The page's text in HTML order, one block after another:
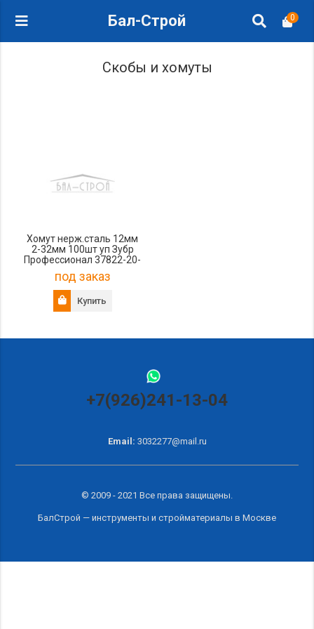
Бал-Строй 0
Скобы и хомуты
Хомут нерж.сталь 12мм
2-32мм 100шт уп Зубр
Профессионал 37822-20-
под заказ
Купить
+7(926)241-13-04
Email: 3032277@mail.ru
© 2009 - 2021 Все права защищены.
БалСтрой — инструменты и стройматериалы в Москве